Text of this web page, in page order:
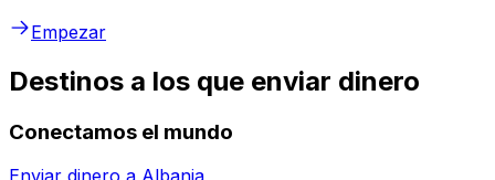
Empezar
Destinos a los que enviar dinero
Conectamos el mundo